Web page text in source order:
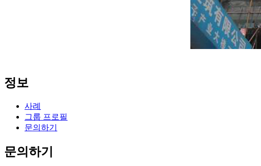
정보
사례
그룹 프로필
문의하기
문의하기